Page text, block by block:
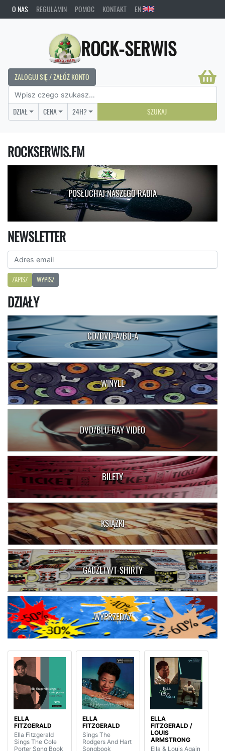
O NAS REGULAMIN POMOC KONTAKT EN
ROCK-SERWIS
ZALOGUJ SIĘ / ZAŁÓŻ KONTO
DZIAŁ CENA 24H? SZUKAJ
ROCKSERWIS.FM
POSŁUCHAJ NASZEGO RADIA
NEWSLETTER
ZAPISZ WYPISZ
DZIAŁY
CD/DVD-A/BD-A
WINYLE
DVD/BLU-RAY VIDEO
BILETY
KSIĄŻKI
GADŻETY/T-SHIRTY
WYPRZEDAŻ
ELLA
FITZGERALD
Ella Fitzgerald
Sings The Cole
Porter Song Book
ELLA
FITZGERALD
Sings The
Rodgers And Hart
Songbook
ELLA
FITZGERALD /
LOUIS
ARMSTRONG
Ella & Louis Again